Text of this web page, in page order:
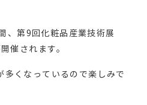
、第9回化粧品産業技術展
催されます。
多くなっているので楽しみで